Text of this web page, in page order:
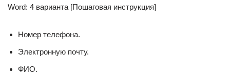
Word: 4 варианта [Пошаговая инструкция]
Номер телефона.
Электронную почту.
ФИО.